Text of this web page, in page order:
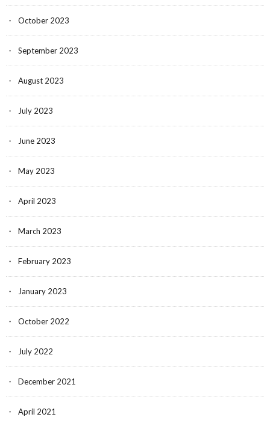
October 2023
September 2023
August 2023
July 2023
June 2023
May 2023
April 2023
March 2023
February 2023
January 2023
October 2022
July 2022
December 2021
April 2021